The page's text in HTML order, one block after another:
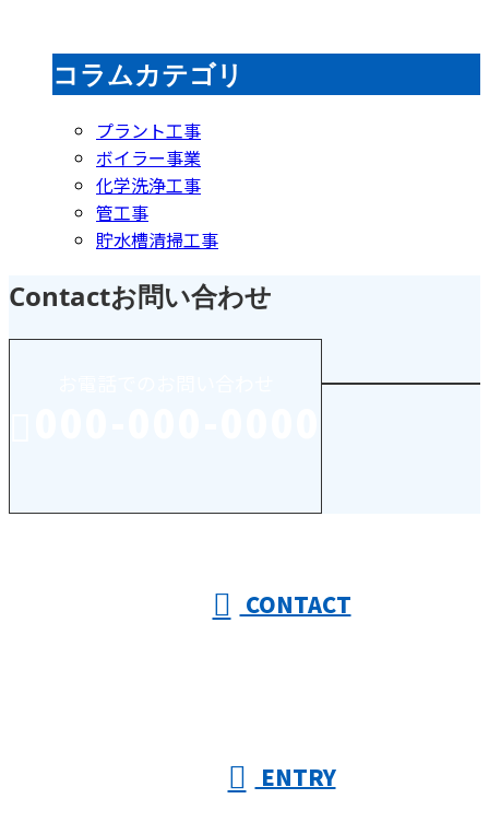
コラムカテゴリ
プラント工事
ボイラー事業
化学洗浄工事
管工事
貯水槽清掃工事
Contactお問い合わせ
CONTACT
ENTRY